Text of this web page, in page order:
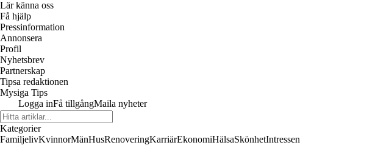
Lär känna oss
Få hjälp
Pressinformation
Annonsera
Profil
Nyhetsbrev
Partnerskap
Tipsa redaktionen
Mysiga Tips
Logga inFå tillgångMaila nyheter
Kategorier
FamiljelivKvinnorMänHusRenoveringKarriärEkonomiHälsaSkönhetIntressen